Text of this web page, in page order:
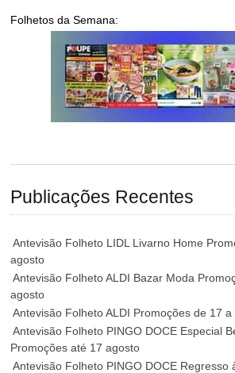
Folhetos da Semana:
Publicações Recentes
Antevisão Folheto LIDL Livarno Home
agosto
Antevisão Folheto ALDI Bazar Moda
agosto
Antevisão Folheto ALDI Promoções de 17
Antevisão Folheto PINGO DOCE Especial
Promoções até 17 agosto
Antevisão Folheto PINGO DOCE Regresso